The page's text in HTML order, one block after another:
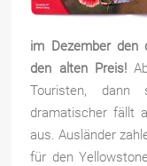
im Dezember den
den alten Preis!
Touristen,
dramatischer fällt
aus. Ausländer
für den